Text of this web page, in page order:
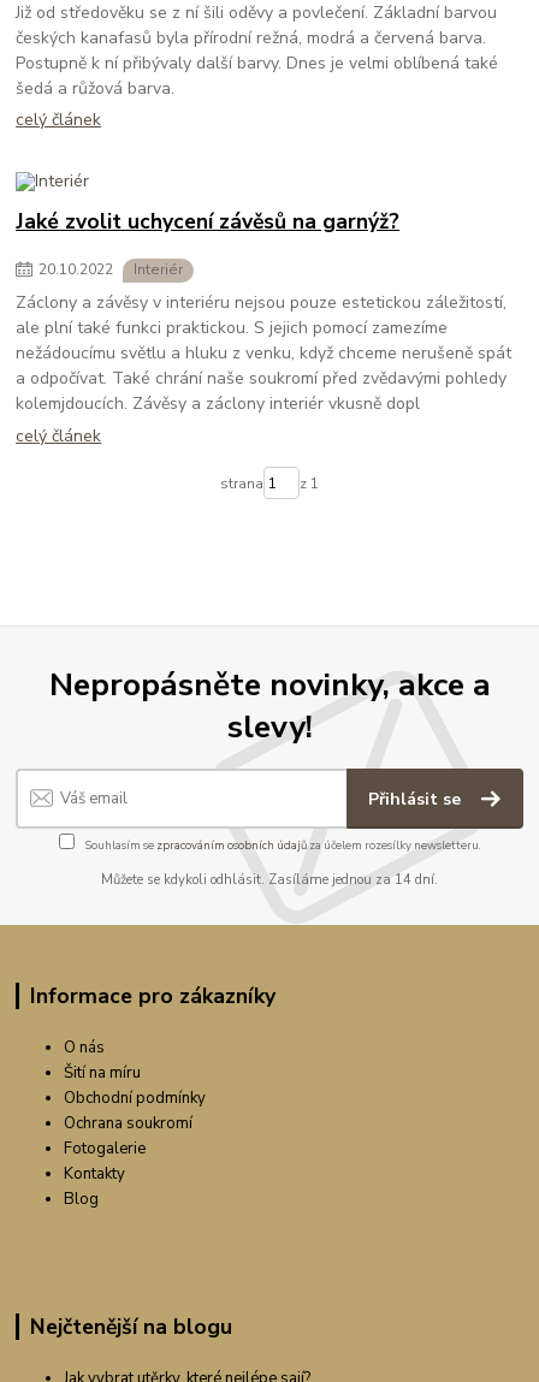
Již od středověku se z ní šili oděvy a povlečení. Základní barvou
českých kanafasů byla přírodní režná, modrá a červená barva.
Postupně k ní přibývaly další barvy. Dnes je velmi oblíbená také
šedá a růžová barva.
celý článek
Jaké zvolit uchycení závěsů na garnýž?
20.10.2022 Interiér
Záclony a závěsy v interiéru nejsou pouze estetickou záležitostí,
ale plní také funkci praktickou. S jejich pomocí zamezíme
nežádoucímu světlu a hluku z venku, když chceme nerušeně spát
a odpočívat. Také chrání naše soukromí před zvědavými pohledy
kolemjdoucích. Závěsy a záclony interiér vkusně dopl
celý článek
strana z 1
Nepropásněte novinky, akce a
slevy!
Přihlásit se
Souhlasím se zpracováním osobních údajůza účelem rozesílky newsletteru.
Můžete se kdykoli odhlásit. Zasíláme jednou za 14 dní.
Informace pro zákazníky
O nás
Šití na míru
Obchodní podmínky
Ochrana soukromí
Fotogalerie
Kontakty
Blog
Nejčtenější na blogu